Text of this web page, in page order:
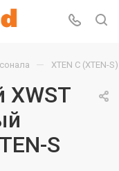
— XTEN С (XTEN-S)
XWST
S